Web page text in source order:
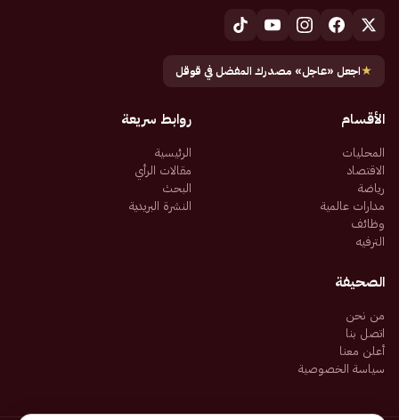
★اجعل «عاجل» مصدرك المفضل في قوقل
الأقسام
المحليات
الاقتصاد
رياضة
مدارات عالمية
وظائف
الترفيه
روابط سريعة
الرئيسية
مقالات الرأي
البحث
النشرة البريدية
الصحيفة
من نحن
اتصل بنا
أعلن معنا
سياسة الخصوصية